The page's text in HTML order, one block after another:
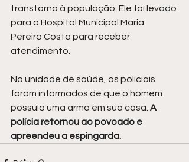
transtorno à população. Ele foi levado
para o Hospital Municipal Maria
Pereira Costa para receber
atendimento.
Na unidade de saúde, os policiais
foram informados de que o homem
possuía uma arma em sua casa. A
polícia retornou ao povoado e
apreendeu a espingarda.